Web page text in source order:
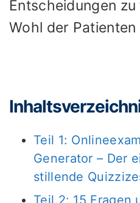
Entscheidungen
Wohl der Patienten
Teil 1:
Generator – Der
stillende
Teil 2: 15 Fragen